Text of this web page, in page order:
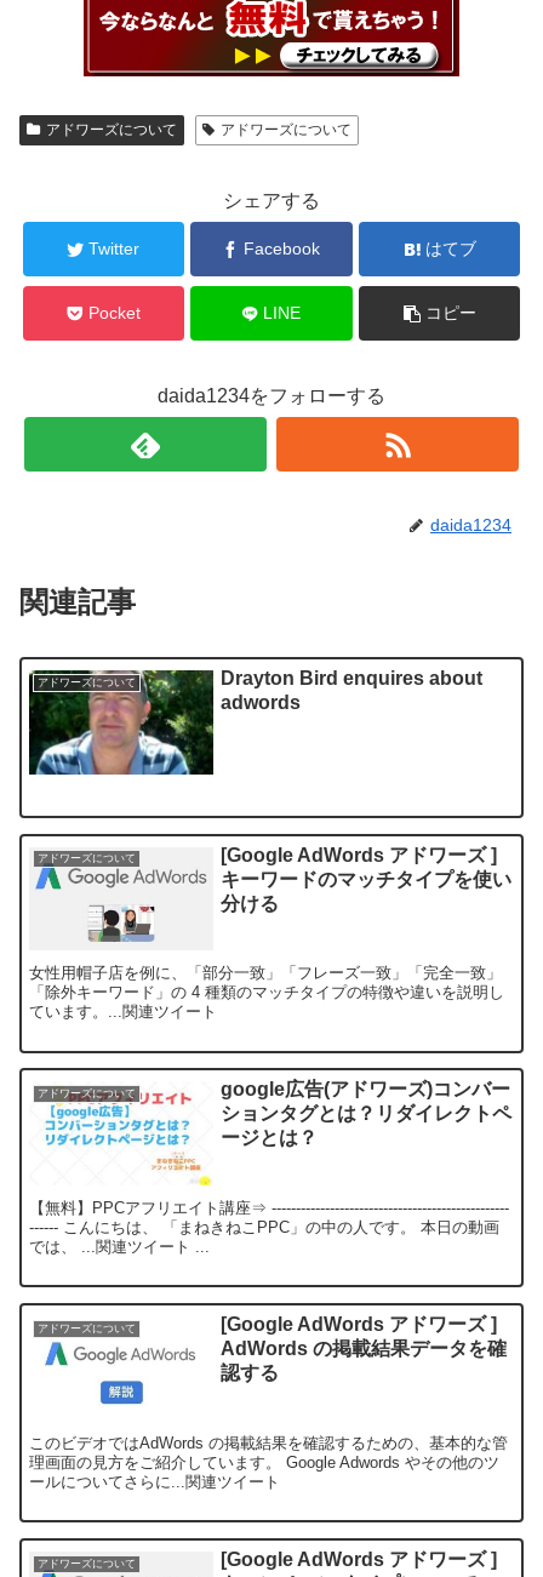
アドワーズについて アドワーズについて
シェアする
Twitter Facebook はてブ
Pocket LINE コピー
daida1234をフォローする
daida1234
関連記事
アドワーズについて
Drayton Bird enquires about
adwords
アドワーズについて
[Google AdWords アドワーズ ]
キーワードのマッチタイプを使い
分ける
女性用帽子店を例に、「部分一致」「フレーズ一致」「完全一致」
「除外キーワード」の 4 種類のマッチタイプの特徴や違いを説明し
ています。...関連ツイート
アドワーズについて
google広告(アドワーズ)コンバー
ションタグとは？リダイレクトペ
ージとは？
【無料】PPCアフリエイト講座⇒ -------------------------------------------------
------ こんにちは、 「まねきねこPPC」の中の人です。 本日の動画
では、 ...関連ツイート ...
アドワーズについて
[Google AdWords アドワーズ ]
AdWords の掲載結果データを確
認する
このビデオではAdWords の掲載結果を確認するための、基本的な管
理画面の見方をご紹介しています。 Google Adwords やその他のツ
ールについてさらに...関連ツイート
アドワーズについて
[Google AdWords アドワーズ ]